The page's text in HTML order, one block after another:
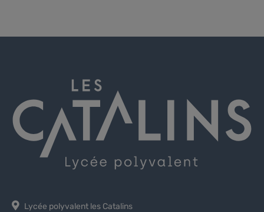
Lycée polyvalent les Catalins